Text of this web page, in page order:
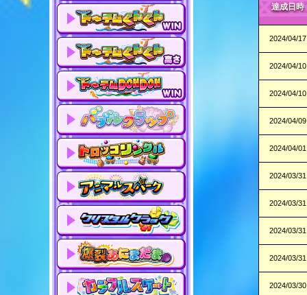
達成日時
2024/04/17
2024/04/10
2024/04/10
2024/04/09
2024/04/01
2024/03/31
2024/03/31
2024/03/31
2024/03/31
2024/03/30